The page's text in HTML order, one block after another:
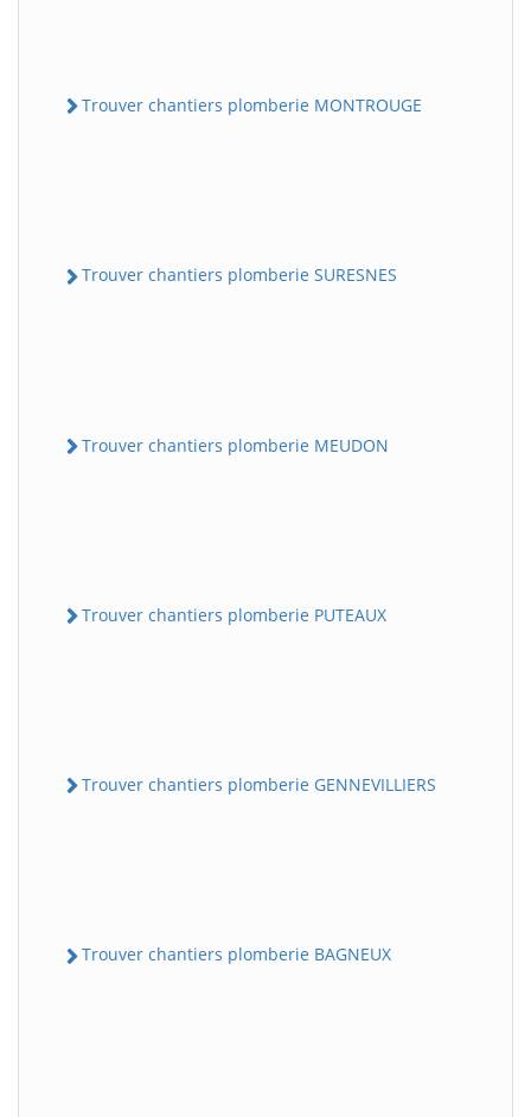
Trouver chantiers plomberie MONTROUGE
Trouver chantiers plomberie SURESNES
Trouver chantiers plomberie MEUDON
Trouver chantiers plomberie PUTEAUX
Trouver chantiers plomberie GENNEVILLIERS
Trouver chantiers plomberie BAGNEUX